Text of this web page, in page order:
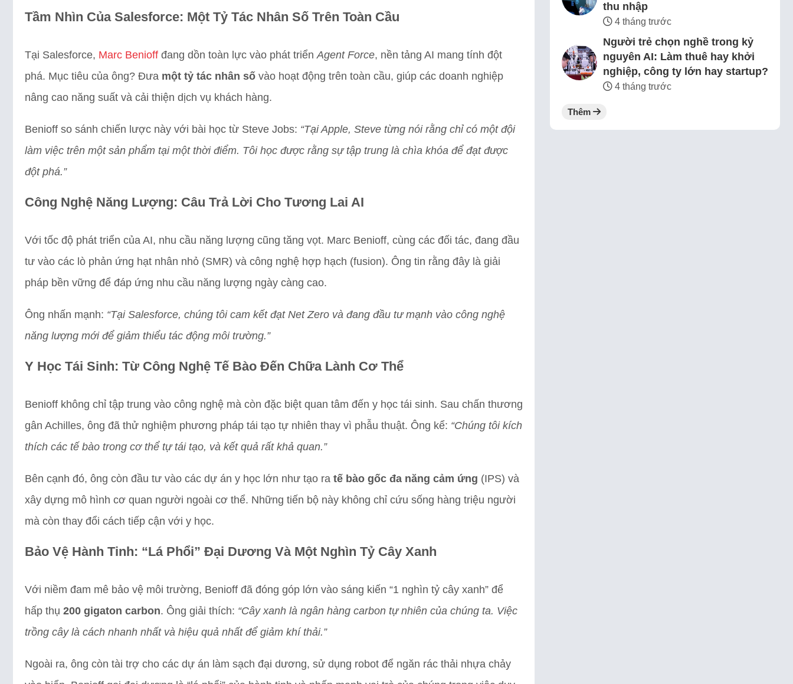
Tầm Nhìn Của Salesforce: Một Tỷ Tác Nhân Số Trên Toàn Cầu
Tại Salesforce, Marc Benioff đang dồn toàn lực vào phát triển Agent Force, nền tảng AI mang tính đột
phá. Mục tiêu của ông? Đưa một tỷ tác nhân số vào hoạt động trên toàn cầu, giúp các doanh nghiệp
nâng cao năng suất và cải thiện dịch vụ khách hàng.
Benioff so sánh chiến lược này với bài học từ Steve Jobs: “Tại Apple, Steve từng nói rằng chỉ có một đội
làm việc trên một sản phẩm tại một thời điểm. Tôi học được rằng sự tập trung là chìa khóa để đạt được
đột phá.”
Công Nghệ Năng Lượng: Câu Trả Lời Cho Tương Lai AI
Với tốc độ phát triển của AI, nhu cầu năng lượng cũng tăng vọt. Marc Benioff, cùng các đối tác, đang đầu
tư vào các lò phản ứng hạt nhân nhỏ (SMR) và công nghệ hợp hạch (fusion). Ông tin rằng đây là giải
pháp bền vững để đáp ứng nhu cầu năng lượng ngày càng cao.
Ông nhấn mạnh: “Tại Salesforce, chúng tôi cam kết đạt Net Zero và đang đầu tư mạnh vào công nghệ
năng lượng mới để giảm thiểu tác động môi trường.”
Y Học Tái Sinh: Từ Công Nghệ Tế Bào Đến Chữa Lành Cơ Thể
Benioff không chỉ tập trung vào công nghệ mà còn đặc biệt quan tâm đến y học tái sinh. Sau chấn thương
gân Achilles, ông đã thử nghiệm phương pháp tái tạo tự nhiên thay vì phẫu thuật. Ông kể: “Chúng tôi kích
thích các tế bào trong cơ thể tự tái tạo, và kết quả rất khả quan.”
Bên cạnh đó, ông còn đầu tư vào các dự án y học lớn như tạo ra tế bào gốc đa năng cảm ứng (IPS) và
xây dựng mô hình cơ quan người ngoài cơ thể. Những tiến bộ này không chỉ cứu sống hàng triệu người
mà còn thay đổi cách tiếp cận với y học.
Bảo Vệ Hành Tinh: “Lá Phổi” Đại Dương Và Một Nghìn Tỷ Cây Xanh
Với niềm đam mê bảo vệ môi trường, Benioff đã đóng góp lớn vào sáng kiến “1 nghìn tỷ cây xanh” để
hấp thụ 200 gigaton carbon. Ông giải thích: “Cây xanh là ngân hàng carbon tự nhiên của chúng ta. Việc
trồng cây là cách nhanh nhất và hiệu quả nhất để giảm khí thải.”
Ngoài ra, ông còn tài trợ cho các dự án làm sạch đại dương, sử dụng robot để ngăn rác thải nhựa chảy
thu nhập
4 tháng trước
Người trẻ chọn nghề trong kỷ
nguyên AI: Làm thuê hay khởi
nghiệp, công ty lớn hay startup?
4 tháng trước
Thêm